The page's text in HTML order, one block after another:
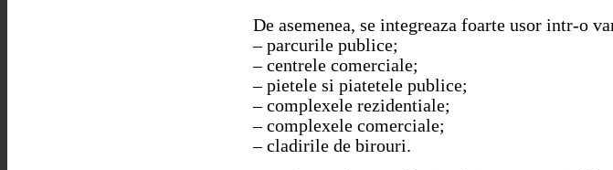
De asemenea, se integreaza foarte usor intr-o
– parcurile publice;
– centrele comerciale;
– pietele si piatetele publice;
– complexele rezidentiale;
– complexele comerciale;
– cladirile de birouri.